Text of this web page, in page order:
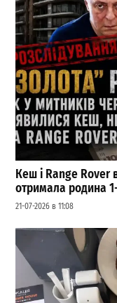
Кеш і Range Rover
отримала родина
21-07-2026 в 11:08